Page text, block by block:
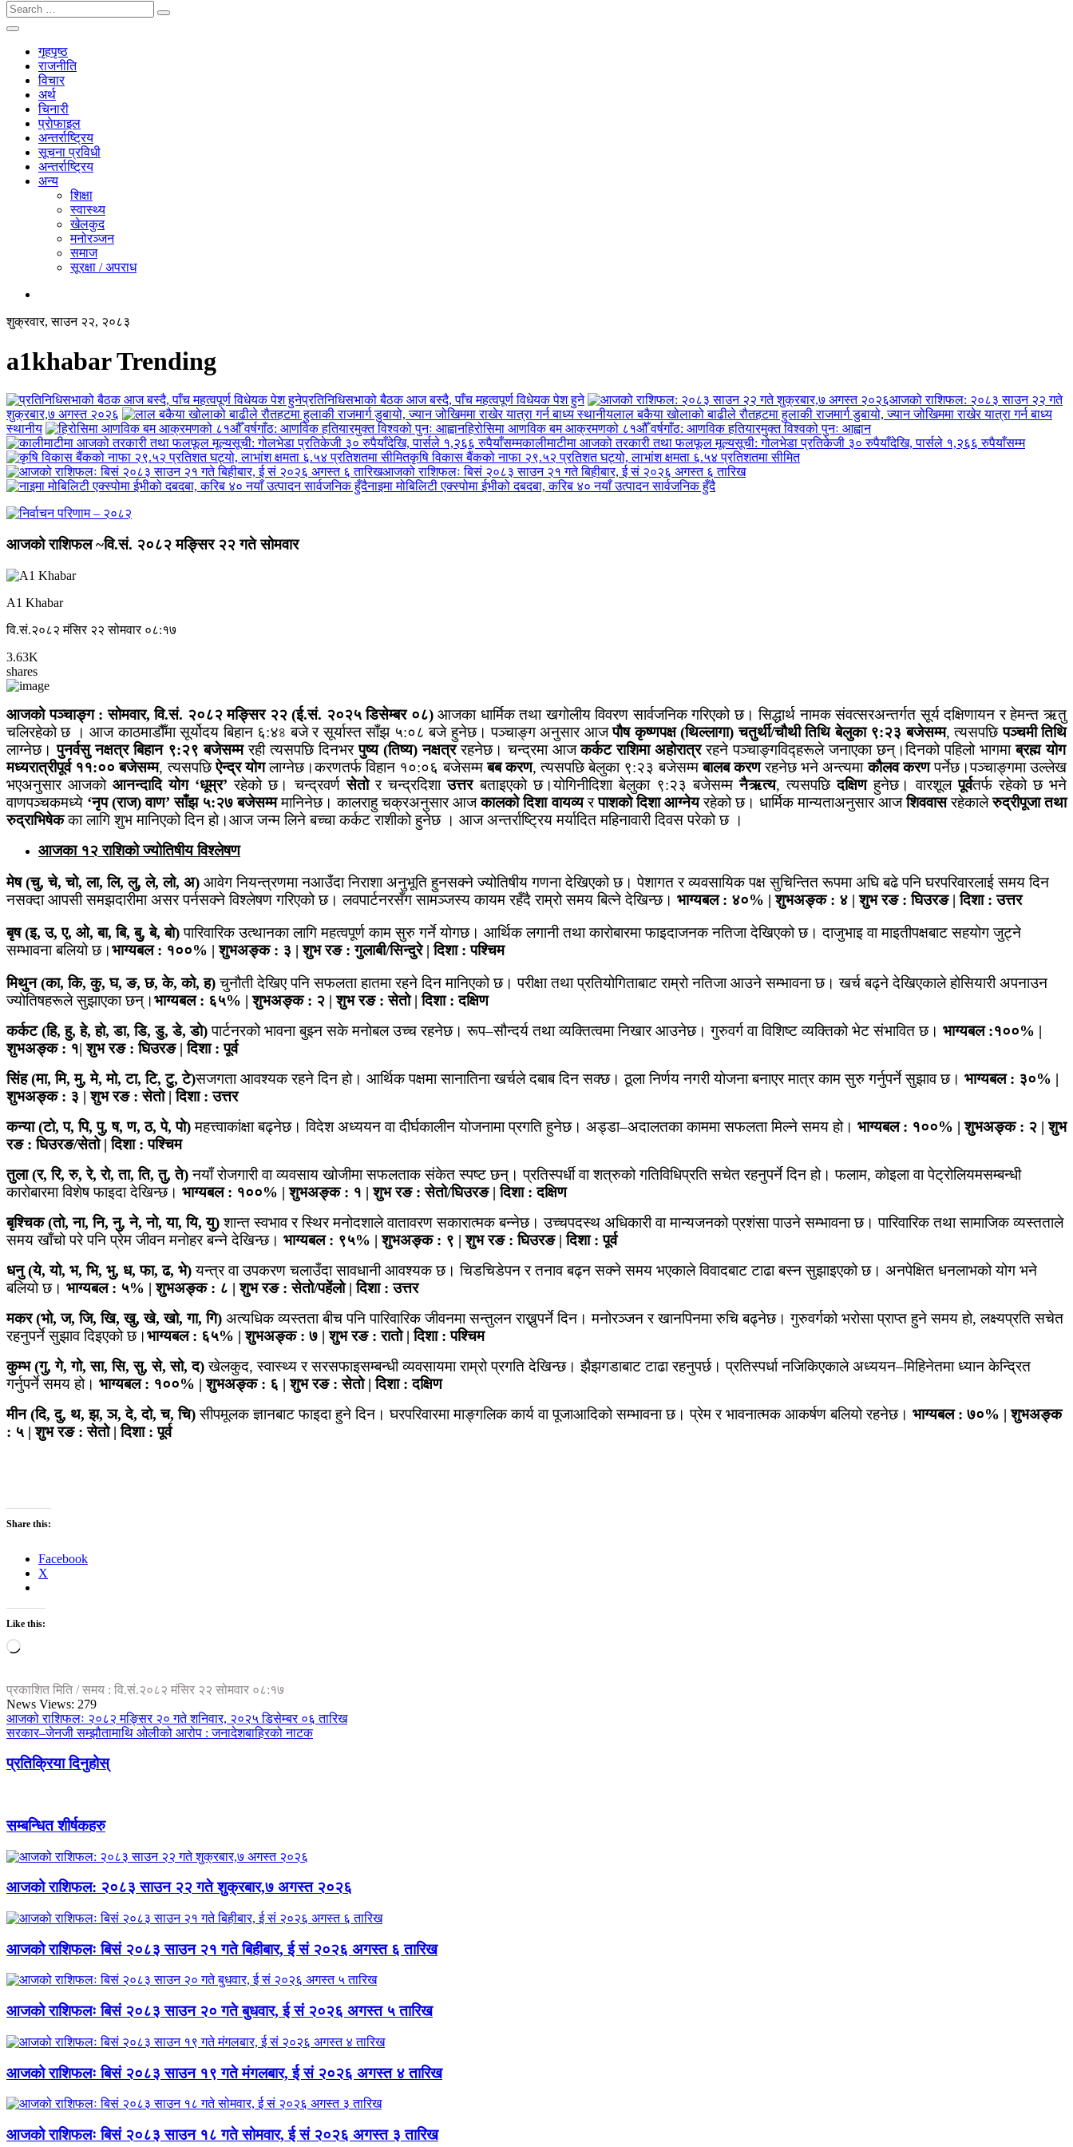
गृहपृष्ठ
राजनीति
विचार
अर्थ
चिनारी
प्राेफाइल
अन्तर्राष्ट्रिय
सूचना प्रविधी
अन्तर्राष्ट्रिय
अन्य
शिक्षा
स्वास्थ्य
खेलकुद
मनोरञ्जन
समाज
सूरक्षा / अपराध
शुक्रवार, साउन २२, २०८३
a1khabar Trending
प्रतिनिधिसभाको बैठक आज बस्दै, पाँच महत्वपूर्ण विधेयक पेश हुने
आजको राशिफल: २०८३ साउन २२ गते
शुक्रबार,७ अगस्त २०२६
लाल बकैया खोलाको बाढीले रौतहटमा हुलाकी राजमार्ग डुबायो, ज्यान जोखिममा राखेर यात्रा गर्न बाध्य
स्थानीय
हिरोसिमा आणविक बम आक्रमणको ८१औँ वर्षगाँठ: आणविक हतियारमुक्त विश्वको पुनः आह्वान
कालीमाटीमा आजको तरकारी तथा फलफूल मूल्यसूची: गोलभेडा प्रतिकेजी ३० रुपैयाँदेखि, पार्सले १,२६६ रुपैयाँसम्म
कृषि विकास बैंकको नाफा २९.५२ प्रतिशत घट्यो, लाभांश क्षमता ६.५४ प्रतिशतमा सीमित
आजको राशिफलः बिसं २०८३ साउन २१ गते बिहीबार, ई सं २०२६ अगस्त ६ तारिख
नाइमा मोबिलिटी एक्स्पोमा ईभीको दबदबा, करिब ४० नयाँ उत्पादन सार्वजनिक हुँदै
आजको राशिफल ~वि.सं. २०८२ मङ्सिर २२ गते सोमवार
A1 Khabar
वि.सं.२०८२ मंसिर २२ सोमवार ०८:१७
3.63K
shares
आजको पञ्चाङ्ग : सोमवार, वि.सं. २०८२ मङ्सिर २२ (ई.सं. २०२५ डिसेम्बर ०८)आजका धार्मिक तथा खगोलीय विवरण सार्वजनिक गरिएको छ। सिद्धार्थ नामक संवत्सरअन्तर्गत सूर्य दक्षिणायन र हेमन्त ऋतु
चलिरहेको छ । आज काठमाडौँमा सूर्योदय बिहान ६:४৪ बजे र सूर्यास्त साँझ ५:०८ बजे हुनेछ।पञ्चाङ्ग अनुसार आजपौष कृष्णपक्ष (थिल्लागा) चतुर्थी/चौथी तिथि बेलुका ९:२३ बजेसम्म, त्यसपछिपञ्चमी तिथि
लाग्नेछ।पुनर्वसु नक्षत्र बिहान ९:२९ बजेसम्मरही त्यसपछि दिनभरपुष्य (तिष्य) नक्षत्ररहनेछ। चन्द्रमा आजकर्कट राशिमा अहोरात्ररहने पञ्चाङ्गविद्हरूले जनाएका छन्।दिनको पहिलो भागमाब्रह्म योग
मध्यरात्रीपूर्व ११:०० बजेसम्म, त्यसपछिऐन्द्र योगलाग्नेछ।करणतर्फ विहान १०:०६ बजेसम्मबब करण, त्यसपछि बेलुका ९:२३ बजेसम्मबालब करणरहनेछ भने अन्त्यमाकौलव करणपर्नेछ।पञ्चाङ्गमा उल्लेख
भएअनुसार आजकोआनन्दादि योग ‘धूम्र’ रहेको छ। चन्द्रवर्णसेतोर चन्द्रदिशाउत्तरबताइएको छ।योगिनीदिशा बेलुका ९:२३ बजेसम्मनैऋत्य, त्यसपछिदक्षिणहुनेछ।वारशूलपूर्वतर्फ रहेको छ भने
वाणपञ्चकमध्ये ‘नृप (राज) वाण’ साँझ ५:२७ बजेसम्ममानिनेछ। कालराहु चक्रअनुसार आजकालको दिशा वायव्यरपाशको दिशा आग्नेयरहेको छ। धार्मिक मान्यताअनुसार आजशिववासरहेकालेरुद्रीपूजा तथा
रुद्राभिषेकका लागि शुभ मानिएको दिन हो।आज जन्म लिने बच्चा कर्कट राशीको हुनेछ । आज अन्तर्राष्ट्रिय मर्यादित महिनावारी दिवस परेको छ ।
आजका १२ राशिको ज्योतिषीय विश्लेषण
मेष (चु, चे, चो, ला, लि, लु, ले, लो, अ) आवेग नियन्त्रणमा नआउँदा निराशा अनुभूति हुनसक्ने ज्योतिषीय गणना देखिएको छ। पेशागत र व्यवसायिक पक्ष सुचिन्तित रूपमा अघि बढे पनि घरपरिवारलाई समय दिन
नसक्दा आपसी समझदारीमा असर पर्नसक्ने विश्लेषण गरिएको छ। लवपार्टनरसँग सामञ्जस्य कायम रहँदै राम्रो समय बित्ने देखिन्छ। भाग्यबल : ४०% | शुभअङ्क : ४ | शुभ रङ : घिउरङ | दिशा : उत्तर
बृष (इ, उ, ए, ओ, बा, बि, बु, बे, बो)पारिवारिक उत्थानका लागि महत्वपूर्ण काम सुरु गर्ने योगछ। आर्थिक लगानी तथा कारोबारमा फाइदाजनक नतिजा देखिएको छ। दाजुभाइ वा माइतीपक्षबाट सहयोग जुट्ने
सम्भावना बलियो छ।भाग्यबल : १००% | शुभअङ्क : ३ | शुभ रङ : गुलाबी/सिन्दुरे | दिशा : पश्चिम
मिथुन (का, कि, कु, घ, ङ, छ, के, को, ह)चुनौती देखिए पनि सफलता हातमा रहने दिन मानिएको छ। परीक्षा तथा प्रतियोगिताबाट राम्रो नतिजा आउने सम्भावना छ। खर्च बढ्ने देखिएकाले होसियारी अपनाउन
ज्योतिषहरूले सुझाएका छन्।भाग्यबल : ६५% | शुभअङ्क : २ | शुभ रङ : सेतो | दिशा : दक्षिण
कर्कट (हि, हु, हे, हो, डा, डि, डु, डे, डो)पार्टनरको भावना बुझ्न सके मनोबल उच्च रहनेछ। रूप–सौन्दर्य तथा व्यक्तित्वमा निखार आउनेछ। गुरुवर्ग वा विशिष्ट व्यक्तिको भेट संभावित छ। भाग्यबल :१००% |
शुभअङ्क : १| शुभ रङ : घिउरङ | दिशा : पूर्व
सिंह (मा, मि, मु, मे, मो, टा, टि, टु, टे)सजगता आवश्यक रहने दिन हो। आर्थिक पक्षमा सानातिना खर्चले दबाब दिन सक्छ। ठूला निर्णय नगरी योजना बनाएर मात्र काम सुरु गर्नुपर्ने सुझाव छ। भाग्यबल : ३०% |
शुभअङ्क : ३ | शुभ रङ : सेतो | दिशा : उत्तर
कन्या (टो, प, पि, पु, ष, ण, ठ, पे, पो)महत्त्वाकांक्षा बढ्नेछ। विदेश अध्ययन वा दीर्घकालीन योजनामा प्रगति हुनेछ। अड्डा–अदालतका काममा सफलता मिल्ने समय हो। भाग्यबल : १००% | शुभअङ्क : २ | शुभ
रङ : घिउरङ/सेतो | दिशा : पश्चिम
तुला (र, रि, रु, रे, रो, ता, ति, तु, ते)नयाँ रोजगारी वा व्यवसाय खोजीमा सफलताक संकेत स्पष्ट छन्। प्रतिस्पर्धी वा शत्रुको गतिविधिप्रति सचेत रहनुपर्ने दिन हो। फलाम, कोइला वा पेट्रोलियमसम्बन्धी
कारोबारमा विशेष फाइदा देखिन्छ। भाग्यबल : १००% | शुभअङ्क : १ | शुभ रङ : सेतो/घिउरङ | दिशा : दक्षिण
बृश्चिक (तो, ना, नि, नु, ने, नो, या, यि, यु)शान्त स्वभाव र स्थिर मनोदशाले वातावरण सकारात्मक बन्नेछ। उच्चपदस्थ अधिकारी वा मान्यजनको प्रशंसा पाउने सम्भावना छ। पारिवारिक तथा सामाजिक व्यस्तताले
समय खाँचो परे पनि प्रेम जीवन मनोहर बन्ने देखिन्छ। भाग्यबल : ९५% | शुभअङ्क : ९ | शुभ रङ : घिउरङ | दिशा : पूर्व
धनु (ये, यो, भ, भि, भु, ध, फा, ढ, भे)यन्त्र वा उपकरण चलाउँदा सावधानी आवश्यक छ। चिडचिडेपन र तनाव बढ्न सक्ने समय भएकाले विवादबाट टाढा बस्न सुझाइएको छ। अनपेक्षित धनलाभको योग भने
बलियो छ। भाग्यबल : ५% | शुभअङ्क : ८ | शुभ रङ : सेतो/पहेंलो | दिशा : उत्तर
मकर (भो, ज, जि, खि, खु, खे, खो, गा, गि) अत्यधिक व्यस्तता बीच पनि पारिवारिक जीवनमा सन्तुलन राख्नुपर्ने दिन। मनोरञ्जन र खानपिनमा रुचि बढ्नेछ। गुरुवर्गको भरोसा प्राप्त हुने समय हो, लक्ष्यप्रति सचेत
रहनुपर्ने सुझाव दिइएको छ।भाग्यबल : ६५% | शुभअङ्क : ७ | शुभ रङ : रातो | दिशा : पश्चिम
कुम्भ (गु, गे, गो, सा, सि, सु, से, सो, द)खेलकुद, स्वास्थ्य र सरसफाइसम्बन्धी व्यवसायमा राम्रो प्रगति देखिन्छ। झैझगडाबाट टाढा रहनुपर्छ। प्रतिस्पर्धा नजिकिएकाले अध्ययन–मिहिनेतमा ध्यान केन्द्रित
गर्नुपर्ने समय हो। भाग्यबल : १००% | शुभअङ्क : ६ | शुभ रङ : सेतो | दिशा : दक्षिण
मीन (दि, दु, थ, झ, ञ, दे, दो, च, चि)सीपमूलक ज्ञानबाट फाइदा हुने दिन। घरपरिवारमा माङ्गलिक कार्य वा पूजाआदिको सम्भावना छ। प्रेम र भावनात्मक आकर्षण बलियो रहनेछ। भाग्यबल : ७०% | शुभअङ्क
: ५ | शुभ रङ : सेतो | दिशा : पूर्व
Share this:
Facebook
X
Like this:
Loading…
प्रकाशित मिति / समय : वि.सं.२०८२ मंसिर २२ सोमवार ०८:१७
News Views: 279
आजको राशिफलः २०८२ मङ्सिर २० गते शनिवार, २०२५ डिसेम्बर ०६ तारिख
सरकार–जेनजी सम्झौतामाथि ओलीको आरोप : जनादेशबाहिरको नाटक
प्रतिक्रिया दिनुहोस्
सम्बन्धित शीर्षकहरु
आजको राशिफल: २०८३ साउन २२ गते शुक्रबार,७ अगस्त २०२६
आजको राशिफलः बिसं २०८३ साउन २१ गते बिहीबार, ई सं २०२६ अगस्त ६ तारिख
आजको राशिफलः बिसं २०८३ साउन २० गते बुधवार, ई सं २०२६ अगस्त ५ तारिख
आजको राशिफलः बिसं २०८३ साउन १९ गते मंगलबार, ई सं २०२६ अगस्त ४ तारिख
आजको राशिफलः बिसं २०८३ साउन १८ गते सोमवार, ई सं २०२६ अगस्त ३ तारिख